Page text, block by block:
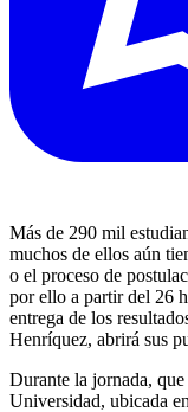
Más de 290 mil
muchos de ellos aún
o el proceso de
por ello a partir del 26
entrega de los
Henríquez, abrirá sus
Durante la jornada, que
Universidad, ubicada